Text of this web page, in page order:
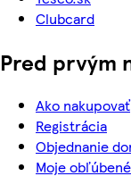
Clubcard
Pred prvým
Ako nakupovať
Registrácia
Objednanie
Moje obľúbené